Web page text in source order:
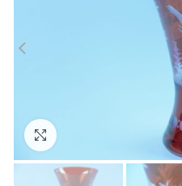
Zum Vergrößern anklicken